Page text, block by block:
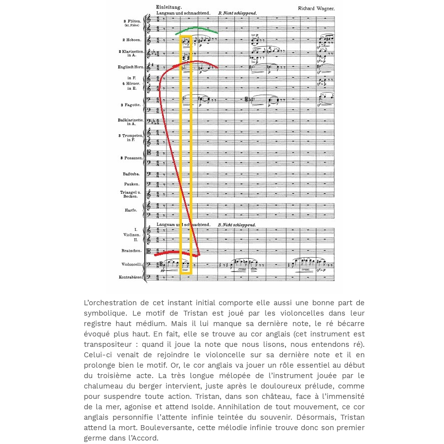
L’orchestration de cet instant initial comporte elle aussi une bonne part de
symbolique. Le motif de Tristan est joué par les violoncelles dans leur
registre haut médium. Mais il lui manque sa dernière note, le ré bécarre
évoqué plus haut. En fait, elle se trouve au cor anglais (cet instrument est
transpositeur : quand il joue la note que nous lisons, nous entendons ré).
Celui-ci venait de rejoindre le violoncelle sur sa dernière note et il en
prolonge bien le motif. Or, le cor anglais va jouer un rôle essentiel au début
du troisième acte. La très longue mélopée de l’instrument jouée par le
chalumeau du berger intervient, juste après le douloureux prélude, comme
pour suspendre toute action. Tristan, dans son château, face à l’immensité
de la mer, agonise et attend Isolde. Annihilation de tout mouvement, ce cor
anglais personnifie l’attente infinie teintée du souvenir. Désormais, Tristan
attend la mort. Bouleversante, cette mélodie infinie trouve donc son premier
germe dans l’Accord.